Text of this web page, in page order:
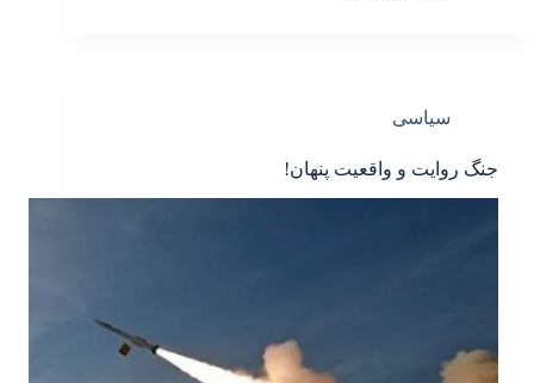
سیاسی
جنگ روایت و واقعیت پنهان!